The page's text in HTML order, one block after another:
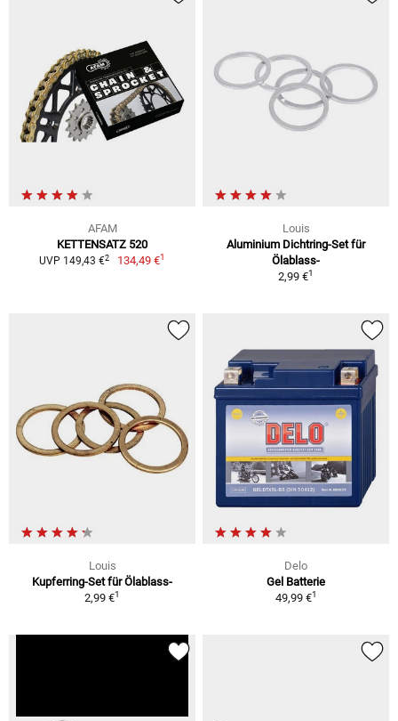
AFAM
KETTENSATZ 520
UVP 149,43 €2 134,49 €1
Louis
Aluminium Dichtring-Set für
Ölablass-
2,99 €1
Louis
Kupferring-Set für Ölablass-
2,99 €1
Delo
Gel Batterie
49,99 €1